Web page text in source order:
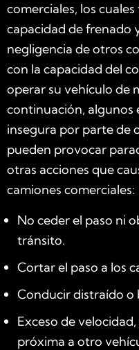
comerciales, los
capacidad de frenado
negligencia de otros
con la capacidad del
operar su vehículo de
continuación, algunos
insegura por parte de
pueden provocar
otras acciones que
camiones comerciales:
No ceder el paso ni
tránsito.
Cortar el paso a los
Conducir distraído o
Exceso de
próxima a otro